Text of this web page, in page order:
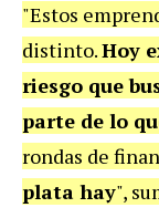
"Estos
distinto.Hoy
riesgo que
parte de lo
rondas de
plata hay",